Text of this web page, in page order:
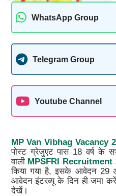
WhatsApp Group
Telegram Group
Youtube Channel
MP Van Vibhag Vacancy
पोस्ट ग्रेजुएट पास 18 वर्ष के
वाली MPSFRI Recruitment
किया गया है, इसके आवेदन 29
आवेदन इंटरव्यू के दिन ही जमा
देखें।